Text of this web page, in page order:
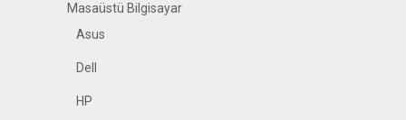
Masaüstü Bilgisayar
Asus
Dell
HP